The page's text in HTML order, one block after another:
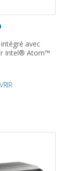
avec
Intel® Atom™